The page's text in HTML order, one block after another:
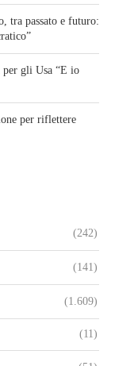
tra passato e futuro:
per gli Usa “E io
per riflettere
(242)
(141)
(1.609)
(11)